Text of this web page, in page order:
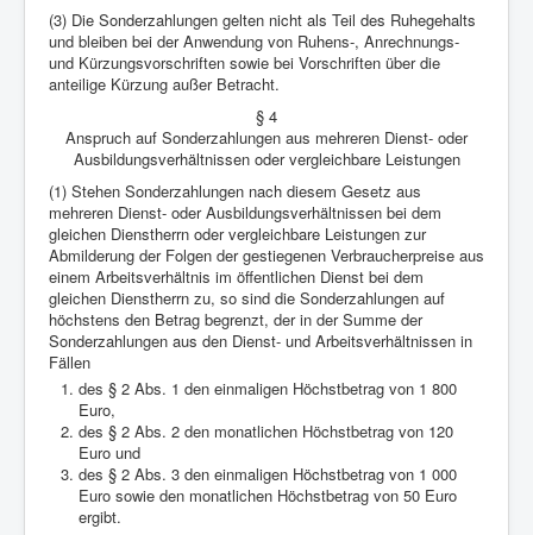
(3) Die Sonderzahlungen gelten nicht als Teil des Ruhegehalts
und bleiben bei der Anwendung von Ruhens-, Anrechnungs-
und Kürzungsvorschriften sowie bei Vorschriften über die
anteilige Kürzung außer Betracht.
§ 4
Anspruch auf Sonderzahlungen aus mehreren Dienst- oder
Ausbildungsverhältnissen oder vergleichbare Leistungen
(1) Stehen Sonderzahlungen nach diesem Gesetz aus
mehreren Dienst- oder Ausbildungsverhältnissen bei dem
gleichen Dienstherrn oder vergleichbare Leistungen zur
Abmilderung der Folgen der gestiegenen Verbraucherpreise aus
einem Arbeitsverhältnis im öffentlichen Dienst bei dem
gleichen Dienstherrn zu, so sind die Sonderzahlungen auf
höchstens den Betrag begrenzt, der in der Summe der
Sonderzahlungen aus den Dienst- und Arbeitsverhältnissen in
Fällen
des § 2 Abs. 1 den einmaligen Höchstbetrag von 1 800
Euro,
des § 2 Abs. 2 den monatlichen Höchstbetrag von 120
Euro und
des § 2 Abs. 3 den einmaligen Höchstbetrag von 1 000
Euro sowie den monatlichen Höchstbetrag von 50 Euro
ergibt.